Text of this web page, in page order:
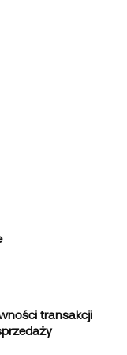
transakcji